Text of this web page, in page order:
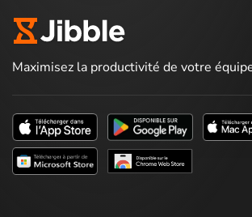
Maximisez la productivité de votre